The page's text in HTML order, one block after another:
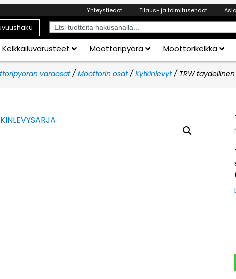
Yhteystiedot Tilaus- ja toimitusehdot
Kelkkailuvarusteet Moottoripyörä Moottorikelkka
varaosat/ Moottorin osat/ Kytkinlevyt/ TRW täydellinen